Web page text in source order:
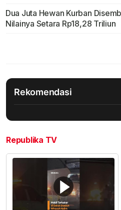
Dua Juta Hewan Kurban
Nilainya Setara Rp18,28 Triliun
Rekomendasi
Republika TV